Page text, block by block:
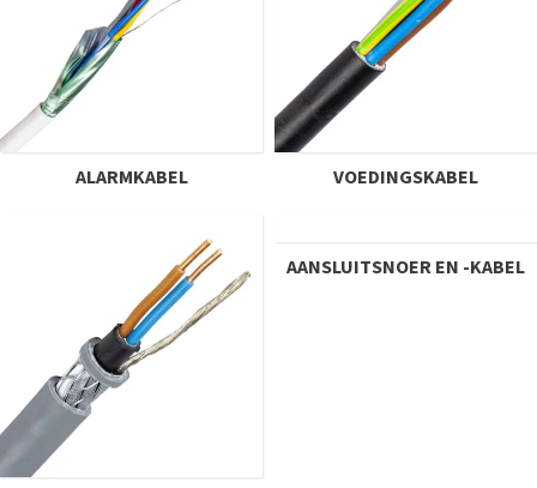
ALARMKABEL VOEDINGSKABEL
AANSLUITSNOER EN -KABEL